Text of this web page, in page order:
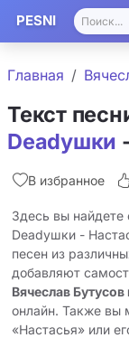
PESNI
Главная
Текст
Deadушки
В избранное
Здесь вы найдете
Deadушки -
песен из
добавляют
Вячеслав
онлайн. Также вы
«Настасья» или